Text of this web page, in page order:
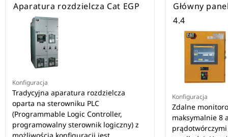
Aparatura rozdzielcza Cat EGP
Konfiguracja
Tradycyjna aparatura rozdzielcza
oparta na sterowniku PLC
(Programmable Logic Controller,
programowalny sterownik logiczny) z
Główny
4.4
Konfiguracja
Zdalne
maksymalnie 8